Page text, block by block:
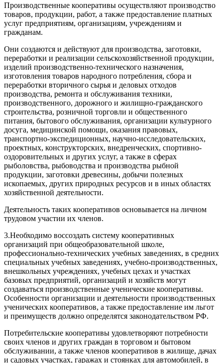
Производственные кооперативы осуществляют производство
товаров, продукции, работ, а также предоставление платных
услуг предприятиям, организациям, учреждениям и
гражданам.
Они создаются и действуют для производства, заготовки,
переработки и реализации сельскохозяйственной продукции,
изделий производственно-технического назначения,
изготовления товаров народного потребления, сбора и
переработки вторичного сырья и деловых отходов
производства, ремонта и обслуживания техники,
производственного, дорожного и жилищно-гражданского
строительства, розничной торговли и общественного
питания, бытового обслуживания, организации культурного
досуга, медицинской помощи, оказания правовых,
транспортно-экспедиционных, научно-исследовательских,
проектных, конструкторских, внедренческих, спортивно-
оздоровительных и других услуг, а также в сферах
рыболовства, рыбоводства и производства рыбной
продукции, заготовки древесины, добычи полезных
ископаемых, других природных ресурсов и в иных областях
хозяйственной деятельности.
Деятельность таких кооперативов основывается на личном
трудовом участии их членов.
3.Необходимо воссоздать систему кооперативных
организаций при общеобразовательной школе,
профессионально-технических учебных заведениях, в средних
специальных учебных заведениях, учебно-производственных,
внешкольных учреждениях, учебных цехах и участках
базовых предприятий, организаций и хозяйств могут
создаваться производственные ученические кооперативы.
Особенности организации и деятельности производственных
ученических кооперативов, а также предоставление им льгот
и преимуществ должно определятся законодательством РФ.
Потребительские кооперативы удовлетворяют потребности
своих членов и других граждан в торговом и бытовом
обслуживании, а также членов кооперативов в жилище, дачах
и садовых участках, гаражах и стоянках для автомобилей, в